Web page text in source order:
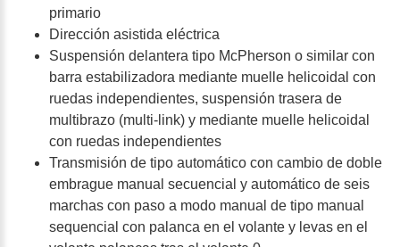
primario
Dirección asistida eléctrica
Suspensión delantera tipo McPherson o similar con
barra estabilizadora mediante muelle helicoidal con
ruedas independientes, suspensión trasera de
multibrazo (multi-link) y mediante muelle helicoidal
con ruedas independientes
Transmisión de tipo automático con cambio de doble
embrague manual secuencial y automático de seis
marchas con paso a modo manual de tipo manual
sequencial con palanca en el volante y levas en el